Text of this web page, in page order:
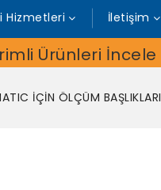
Hizmetleri İletişim
Ürünleri İncele
İÇİN ÖLÇÜM BAŞLIKLARI